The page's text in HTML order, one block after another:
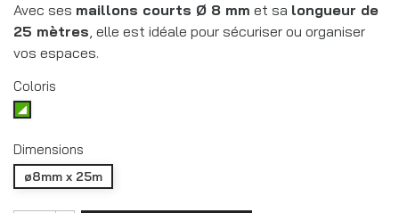
Avec ses maillons courts Ø 8 mm et sa longueur de
25 mètres, elle est idéale pour sécuriser ou organiser
vos espaces.
Coloris
Dimensions
ø8mm x 25m